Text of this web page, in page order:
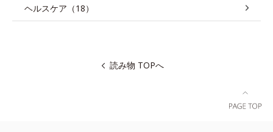
ヘルスケア（18）
読み物 TOPへ